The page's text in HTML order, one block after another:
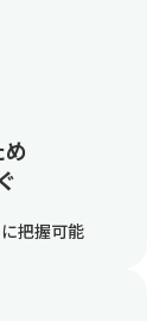
把握可能